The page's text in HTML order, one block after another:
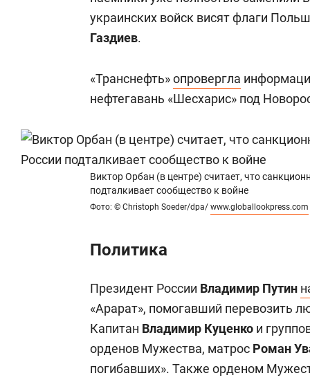
украинских войск висят флаги
Газдиев.
«Транснефть»опровергла
нефтегавань «Шесхарис» под
Виктор Орбан (в центре) считает, что
подталкивает сообщество к войне
Фото: © Christoph Soeder/dpa/ www.globallookpress.com
Политика
Президент России Владимир Путин
«Арарат», помогавший перевозить
Капитан Владимир Куценко и
орденов Мужества, матрос Роман
погибавших». Также орденом